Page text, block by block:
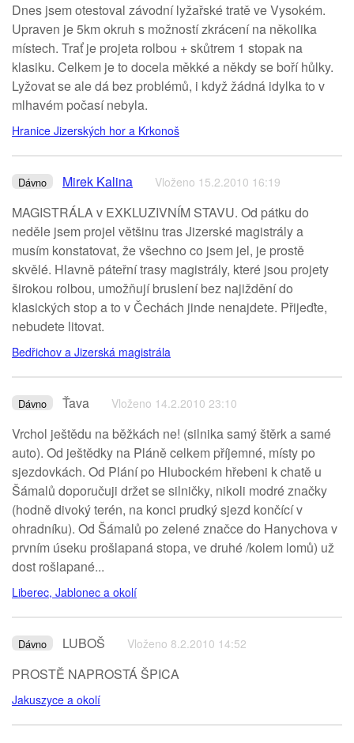
Dnes jsem otestoval závodní lyžařské tratě ve Vysokém.
Upraven je 5km okruh s možností zkrácení na několika
místech. Trať je projeta rolbou + skůtrem 1 stopak na
klasiku. Celkem je to docela měkké a někdy se boří hůlky.
Lyžovat se ale dá bez problémů, i když žádná idylka to v
mlhavém počasí nebyla.
Hranice Jizerských hor a Krkonoš
Dávno Mirek Kalina Vloženo 15.2.2010 16:19
MAGISTRÁLA v EXKLUZIVNÍM STAVU. Od pátku do
neděle jsem projel většinu tras Jizerské magistrály a
musím konstatovat, že všechno co jsem jel, je prostě
skvělé. Hlavně páteřní trasy magistrály, které jsou projety
širokou rolbou, umožňují bruslení bez najiždění do
klasických stop a to v Čechách jinde nenajdete. Přijeďte,
nebudete litovat.
Bedřichov a Jizerská magistrála
Dávno Ťava Vloženo 14.2.2010 23:10
Vrchol ještědu na běžkách ne! (silnika samý štěrk a samé
auto). Od ještědky na Pláně celkem příjemné, místy po
sjezdovkách. Od Plání po Hlubockém hřebeni k chatě u
Šámalů doporučuji držet se silničky, nikoli modré značky
(hodně divoký terén, na konci prudký sjezd končící v
ohradníku). Od Šámalů po zelené značce do Hanychova v
prvním úseku prošlapaná stopa, ve druhé /kolem lomů) už
dost rošlapané...
Liberec, Jablonec a okolí
Dávno LUBOŠ Vloženo 8.2.2010 14:52
PROSTĚ NAPROSTÁ ŠPICA
Jakuszyce a okolí